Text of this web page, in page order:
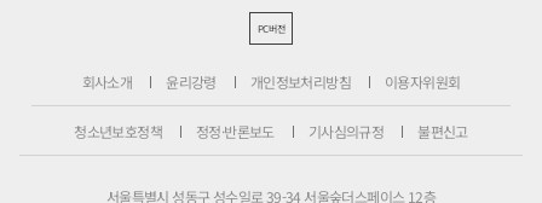
PC버전
회사소개 윤리강령 개인정보처리방침 이용자위원회
청소년보호정책 정정·반론보도 기사심의규정 불편신고
서울특별시 성동구 성수일로 39-34 서울숲더스페이스 12층